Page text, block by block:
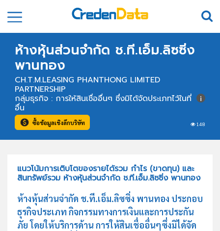
ห้างหุ้นส่วนจำกัด ช.ที.เอ็ม.ลิซซิ่ง
พานทอง
CH.T.M.LEASING PHANTHONG LIMITED
PARTNERSHIP
148
กลุ่มธุรกิจ : การให้สินเชื่ออื่นๆ ซึ่งมิได้จัดประเภทไว้ในที่
อื่น
ซื้อข้อมูลเชิงลึกบริษัท
แนวโน้มการเติบโตของรายได้รวม กำไร (ขาดทุน) และ
สินทรัพย์รวม ห้างหุ้นส่วนจำกัด ช.ที.เอ็ม.ลิซซิ่ง พานทอง
ห้างหุ้นส่วนจำกัด ช.ที.เอ็ม.ลิซซิ่ง พานทอง ประกอบ
ธุรกิจประเภท กิจกรรมทางการเงินและการประกัน
ภัย โดยให้บริการด้าน การให้สินเชื่ออื่นๆซึ่งมิได้จัด